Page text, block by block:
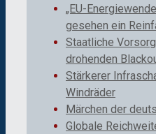
„EU-
gesehen ein
Staatliche
drohenden
Stärkerer
Windräder
Märchen der
Globale